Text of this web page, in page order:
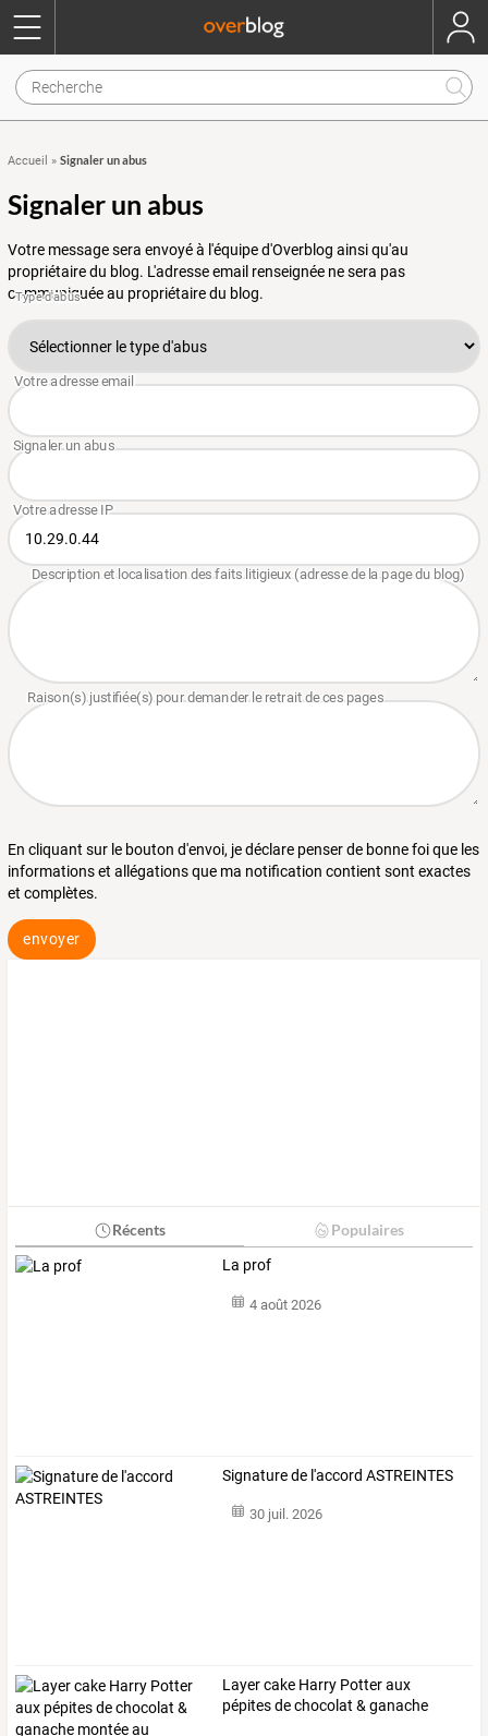
Accueil » Signaler un abus
Signaler un abus
Votre message sera envoyé à l'équipe d'Overblog ainsi qu'au
propriétaire du blog. L'adresse email renseignée ne sera pas
communiquée au propriétaire du blog.
En cliquant sur le bouton d'envoi, je déclare penser de bonne foi que les
informations et allégations que ma notification contient sont exactes
et complètes.
envoyer
Récents Populaires
La prof
4 août 2026
Signature de l'accord ASTREINTES
30 juil. 2026
Layercake Harry Potteraux
pépitesdechocolat & ganache